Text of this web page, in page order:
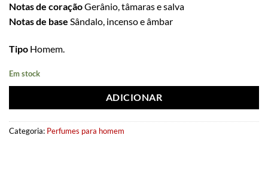
Notas de coraçãoGerânio, tâmaras e salva
Notas de base Sândalo, incenso e âmbar
Tipo Homem.
Em stock
ADICIONAR
Categoria: Perfumes para homem